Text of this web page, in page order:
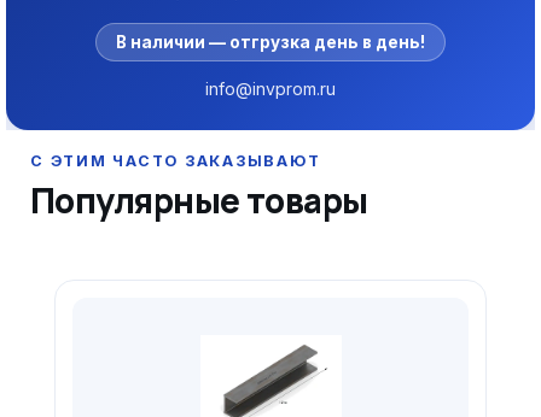
В наличии — отгрузка день в день!
info@invprom.ru
Популярные товары